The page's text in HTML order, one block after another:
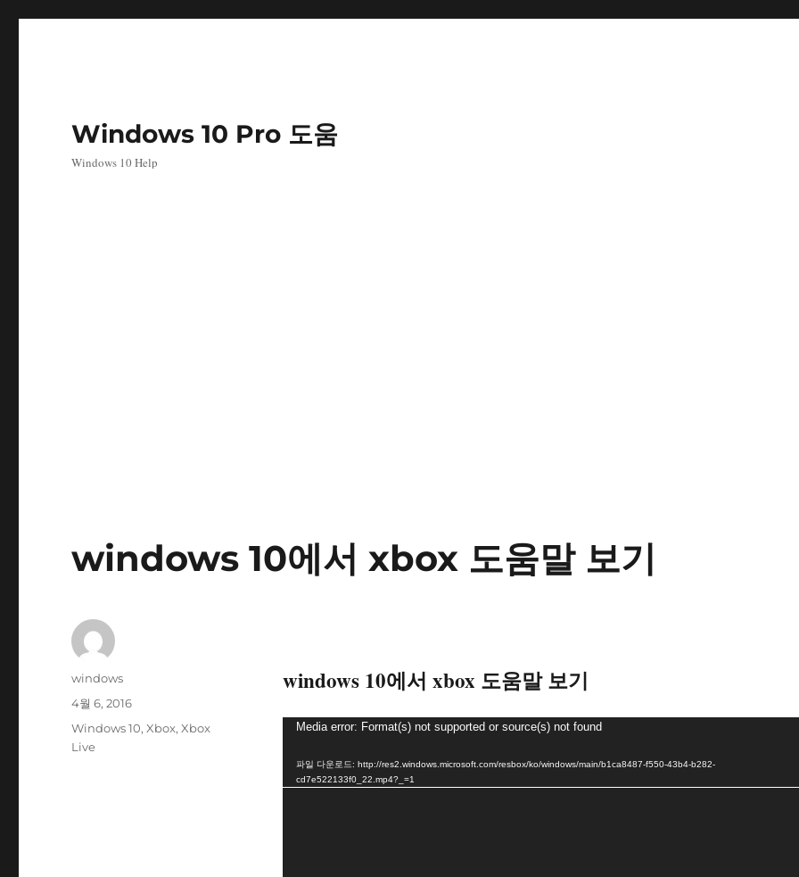
Windows 10 Pro 도움
Windows 10 Help
windows 10에서 xbox 도움말 보기
windows 10에서 xbox 도움말 보기
Media error: Format(s) not supported or source(s) not found
파일 다운로드: http://res2.windows.microsoft.com/resbox/ko/windows/main/b1ca8487-f550-43b4-b282-
cd7e522133f0_22.mp4?_=1
글
쓴
windows
작
일
4월 6, 2016
태
그
Windows 10,Xbox,Xbox
Live